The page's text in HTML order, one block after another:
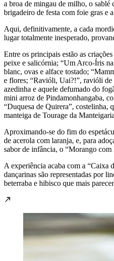
a broa de mingau de milho, o sablé
brigadeiro de festa com foie gras e
Aqui, definitivamente, a cada
lugar totalmente inesperado,
Entre os principais estão as
peixe e salicórnia; “Um Arco-Íris
blanc, ovas e alface tostado;
e flores; “Ravióli, Uai?!”, ravióli de
azedinha e aquele defumado do
mini arroz de Pindamonhangaba,
“Duquesa de Quirera”, costelinha,
manteiga de Tourage da
Aproximando-se do fim do
de acerola com laranja, e, para
sabor de infância, o “Morango com
A experiência acaba com a “Caixa
dançarinas são representadas por
beterraba e hibisco que mais